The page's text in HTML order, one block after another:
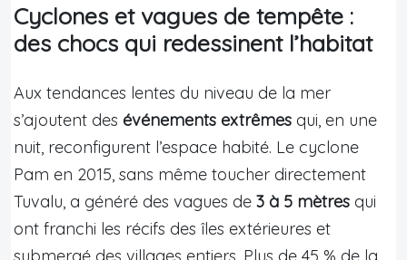
Cyclones et vagues de tempête :
des chocs qui redessinent l’habitat
Aux tendances lentes du niveau de la mer
s’ajoutent des événements extrêmes qui, en une
nuit, reconfigurent l’espace habité. Le cyclone
Pam en 2015, sans même toucher directement
Tuvalu, a généré des vagues de 3 à 5 mètres qui
ont franchi les récifs des îles extérieures et
submergé des villages entiers. Plus de 45 % de la